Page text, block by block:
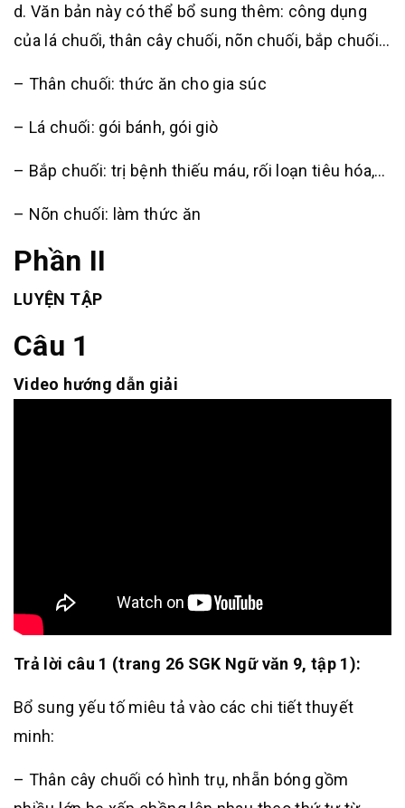
d. Văn bản này có thể bổ sung thêm: công dụng
của lá chuối, thân cây chuối, nõn chuối, bắp chuối…
– Thân chuối: thức ăn cho gia súc
– Lá chuối: gói bánh, gói giò
– Bắp chuối: trị bệnh thiếu máu, rối loạn tiêu hóa,…
– Nõn chuối: làm thức ăn
Phần II
LUYỆN TẬP
Câu 1
Video hướng dẫn giải
Trả lời câu 1 (trang 26 SGK Ngữ văn 9, tập 1):
Bổ sung yếu tố miêu tả vào các chi tiết thuyết
minh:
– Thân cây chuối có hình trụ, nhẵn bóng gồm